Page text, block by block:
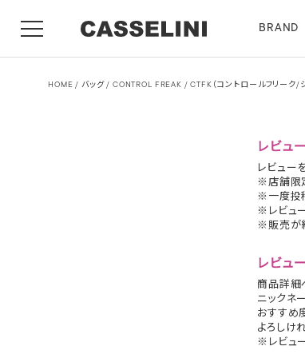
BRAND
HOME バッグ CONTROL FREAK / CTFK（コントロールフリーク
レビュ
レビュー
※店舗限
※一度投
※レビュ
※販売が
レビュ
商品詳細
ニックネ
おすすめ
よろしけ
※レビュ